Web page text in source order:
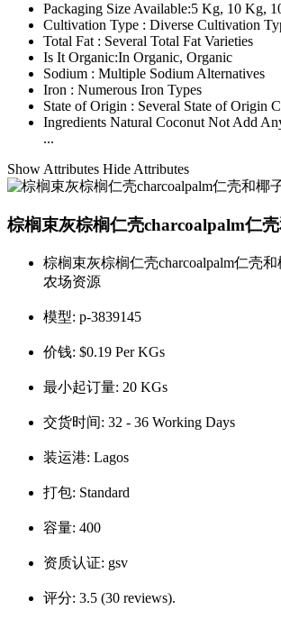
Packaging Size Available:5 Kg, 10 Kg,
Cultivation Type : Diverse Cultivation
Total Fat : Several Total Fat Varieties
Is It Organic:In Organic, Organic
Sodium : Multiple Sodium Alternatives
Iron : Numerous Iron Types
State of Origin : Several State of Origin
Ingredients Natural Coconut Not Add
...
Show Attributes Hide Attributes
棕榈束灰棕榈仁壳charcoalpalm仁
棕榈束灰棕榈仁壳charcoalpalm仁壳
农场资源
模型: p-3839145
价钱: $0.19 Per KGs
最小起订量: 20 KGs
交货时间: 32 - 36 Working Days
装运港: Lagos
打包: Standard
容量: 400
资质认证: gsv
评分: 3.5 (30 reviews).